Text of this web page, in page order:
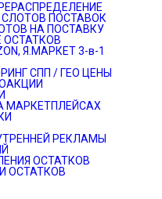
СЛОТОВ ПОСТАВОК
НА ПОСТАВКУ
ОСТАТКОВ
Я.МАРКЕТ 3-в-1
СПП / ГЕО ЦЕНЫ
МАРКЕТПЛЕЙСАХ
РЕКЛАМЫ
ОСТАТКОВ
ОСТАТКОВ